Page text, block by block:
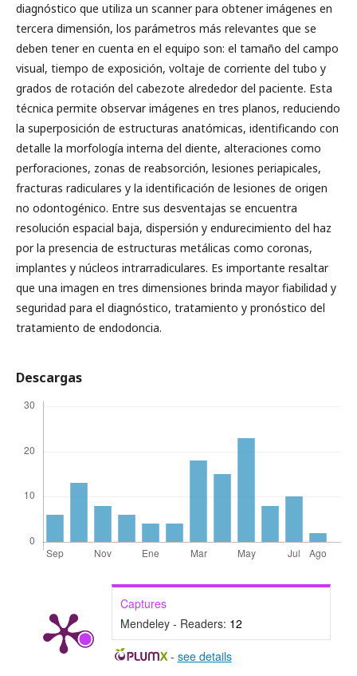
diagnóstico que utiliza un scanner para obtener imágenes en
tercera dimensión, los parámetros más relevantes que se
deben tener en cuenta en el equipo son: el tamaño del campo
visual, tiempo de exposición, voltaje de corriente del tubo y
grados de rotación del cabezote alrededor del paciente. Esta
técnica permite observar imágenes en tres planos, reduciendo
la superposición de estructuras anatómicas, identificando con
detalle la morfología interna del diente, alteraciones como
perforaciones, zonas de reabsorción, lesiones periapicales,
fracturas radiculares y la identificación de lesiones de origen
no odontogénico. Entre sus desventajas se encuentra
resolución espacial baja, dispersión y endurecimiento del haz
por la presencia de estructuras metálicas como coronas,
implantes y núcleos intrarradiculares. Es importante resaltar
que una imagen en tres dimensiones brinda mayor fiabilidad y
seguridad para el diagnóstico, tratamiento y pronóstico del
tratamiento de endodoncia.
Descargas
Captures
Mendeley - Readers: 12
- see details